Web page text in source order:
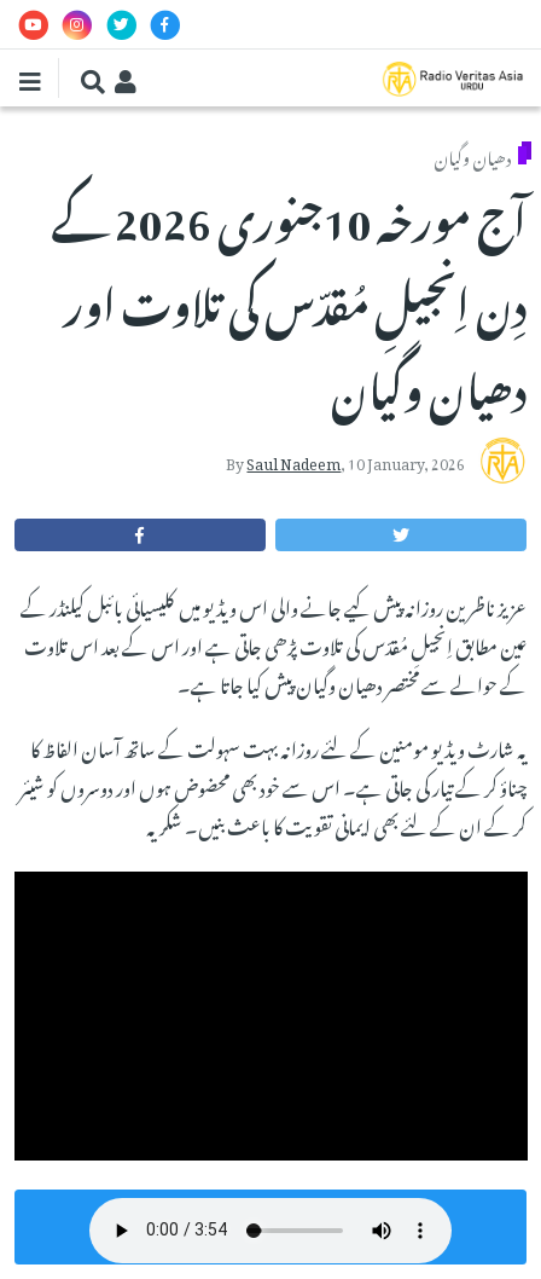
دھیان وگیان
آج مورخہ 10جنوری 2026 کے
دِن اِنجیلِ مُقدّس کی تلاوت اور
دھیان وگیان
BySaul Nadeem,10 January, 2026
عزیز ناظرین روزانہ پیش کیے جانے والی اس ویڈیو میں کلیسیائی بائبل کیلنڈر کے
عین مطابق اِنجیلِ مُقدّس کی تلاوت پڑھی جاتی ہے اور اس کے بعد اس تلاوت
کے حوالے سے مختصر دھیان وگیان پیش کیا جاتا ہے۔
یہ شارٹ ویڈیو مومنین کے لئے روزانہ بہت سہولت کے ساتھ آسان الفاظ کا
چناؤ کر کے تیار کی جاتی ہے۔ اس سے خود بھی محضوض ہوں اور دوسروں کو شیئر
کر کے ان کے لئے بھی ایمانی تقویت کا باعث بنیں۔ شکریہ